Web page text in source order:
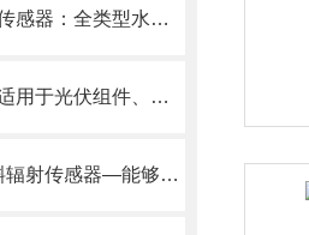
热电堆太阳总辐射传感器：全类型水平 / 倾斜 / 反射辐射 一机精准测!
倾斜辐射传感器—适用于光伏组件、建筑采光、农业光照监测等场景
风途仪器/推送:倾斜辐射传感器—能够测量目标物体表面辐射的传感器